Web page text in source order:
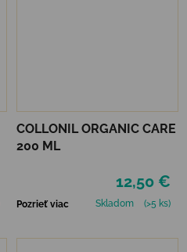
COLLONIL ORGANIC CARE
200 ML
12,50 €
Pozrieť viac Skladom (>5 ks)